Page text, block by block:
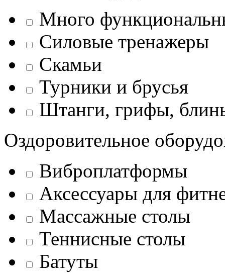
Много
Силовые тренажеры
Скамьи
Турники и брусья
Штанги, грифы,
Оздоровительное
Виброплатформы
Аксессуары для
Массажные столы
Теннисные столы
Батуты